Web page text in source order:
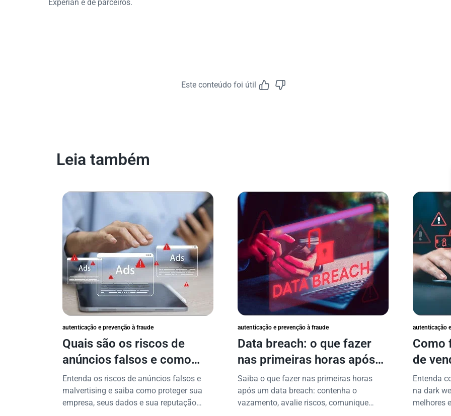
Experian e de parceiros.
Feedback do
Este conteúdo foi útil
Leia também
autenticação e prevenção à fraude
Quais são os riscos de
anúncios falsos e como
proteger seu negócio?
Entenda os riscos de anúncios falsos e
malvertising e saiba como proteger sua
empresa, seus dados e sua reputação
autenticação e prevenção à fraude
Data breach: o que fazer
nas primeiras horas após
vazamento de dados?
Saiba o que fazer nas primeiras horas
após um data breach: contenha o
vazamento, avalie riscos, comunique
autenticação
Como
de
Entenda
na dark
melhores